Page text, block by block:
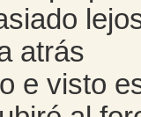
atrás
e visto